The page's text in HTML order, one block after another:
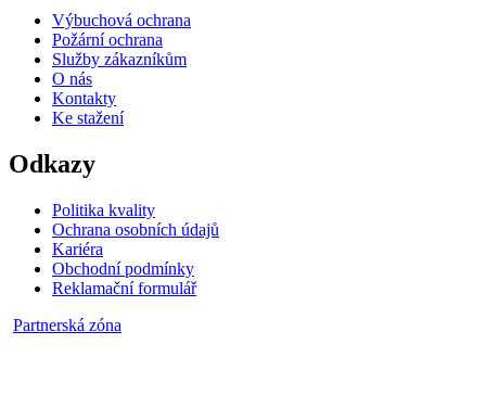
Výbuchová ochrana
Požární ochrana
Služby zákazníkům
O nás
Kontakty
Ke stažení
Odkazy
Politika kvality
Ochrana osobních údajů
Kariéra
Obchodní podmínky
Reklamační formulář
Partnerská zóna